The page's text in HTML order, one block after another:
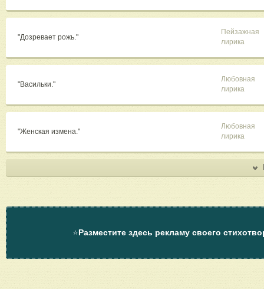
"Дозревает рожь."
Пейзажная
лирика
"Васильки."
Любовная
лирика
"Женская измена."
Любовная
лирика
⭐Разместите здесь рекламу своего